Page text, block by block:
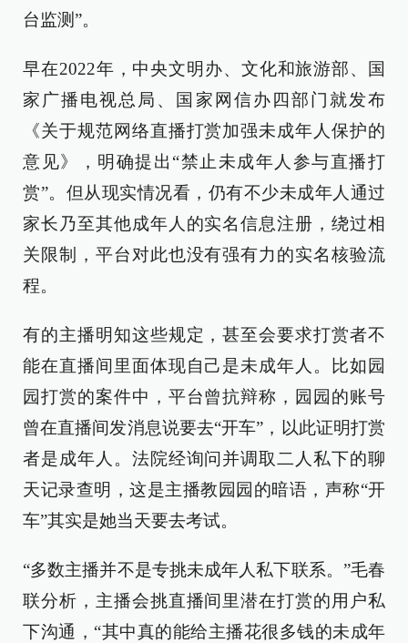
台监测”。
早在2022年，中央文明办、文化和旅游部、国
家广播电视总局、国家网信办四部门就发布
《关于规范网络直播打赏加强未成年人保护的
意见》，明确提出“禁止未成年人参与直播打
赏”。但从现实情况看，仍有不少未成年人通过
家长乃至其他成年人的实名信息注册，绕过相
关限制，平台对此也没有强有力的实名核验流
程。
有的主播明知这些规定，甚至会要求打赏者不
能在直播间里面体现自己是未成年人。比如园
园打赏的案件中，平台曾抗辩称，园园的账号
曾在直播间发消息说要去“开车”，以此证明打赏
者是成年人。法院经询问并调取二人私下的聊
天记录查明，这是主播教园园的暗语，声称“开
车”其实是她当天要去考试。
“多数主播并不是专挑未成年人私下联系。”毛春
联分析，主播会挑直播间里潜在打赏的用户私
下沟通，“其中真的能给主播花很多钱的未成年